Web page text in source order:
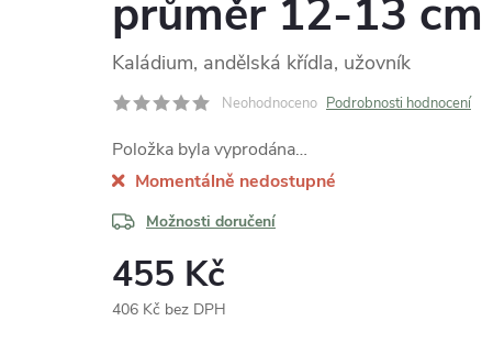
průměr 12-13 cm
Kaládium, andělská křídla, užovník
Neohodnoceno Podrobnosti hodnocení
Položka byla vyprodána…
Momentálně nedostupné
Možnosti doručení
455 Kč
406 Kč bez DPH